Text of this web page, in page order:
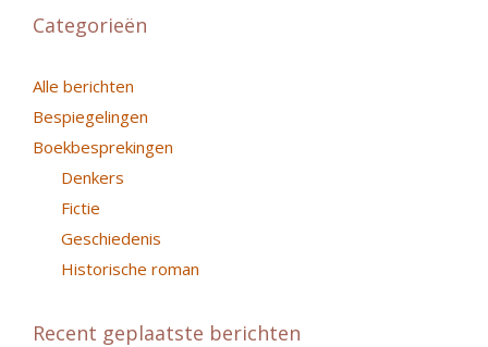
Categorieën
Alle berichten
Bespiegelingen
Boekbesprekingen
Denkers
Fictie
Geschiedenis
Historische roman
Recent geplaatste berichten